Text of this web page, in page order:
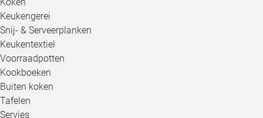
Keukengerei
Snij- & Serveerplanken
Keukentextiel
Voorraadpotten
Kookboeken
Buiten koken
Tafelen
Servies